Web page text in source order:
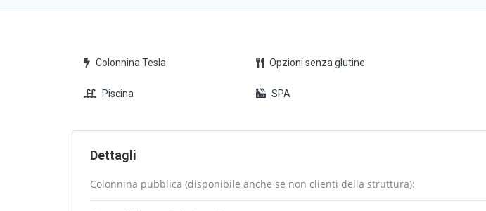
Colonnina Tesla Opzioni senza glutine
Piscina SPA
Dettagli
Colonnina pubblica (disponibile anche se non clienti della struttura):